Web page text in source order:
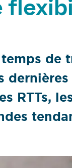
de
dernières
RTTs,